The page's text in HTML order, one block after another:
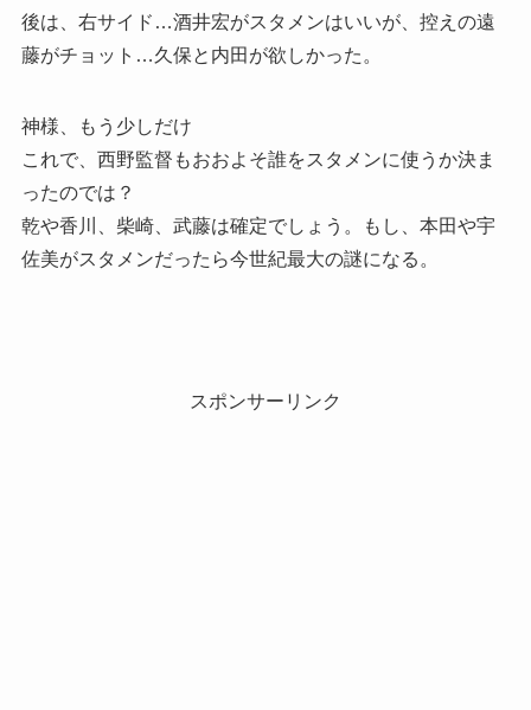
後は、右サイド…酒井宏がスタメンはいいが、控えの遠
藤がチョット…久保と内田が欲しかった。
神様、もう少しだけ
これで、西野監督もおおよそ誰をスタメンに使うか決ま
ったのでは？
乾や香川、柴崎、武藤は確定でしょう。もし、本田や宇
佐美がスタメンだったら今世紀最大の謎になる。
スポンサーリンク